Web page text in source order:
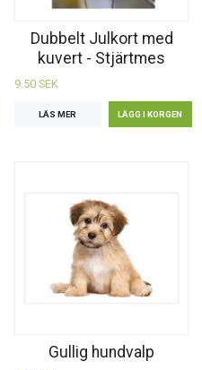
Dubbelt Julkort med
kuvert - Stjärtmes
9.50 SEK
LÄS MER
Gullig hundvalp